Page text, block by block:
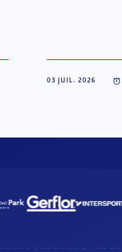
03 JUIL. 2026